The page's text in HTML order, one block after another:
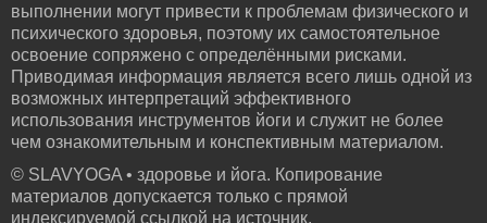
выполнении могут привести к проблемам физического и
психического здоровья, поэтому их самостоятельное
освоение сопряжено с определёнными рисками.
Приводимая информация является всего лишь одной из
возможных интерпретаций эффективного
использования инструментов йоги и служит не более
чем ознакомительным и конспективным материалом.
© SLAVYOGA • здоровье и йога. Копирование
материалов допускается только с прямой
индексируемой ссылкой на источник.